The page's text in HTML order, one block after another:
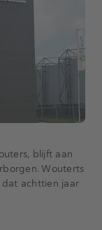
blijft aan
Wouterts
achttien jaar